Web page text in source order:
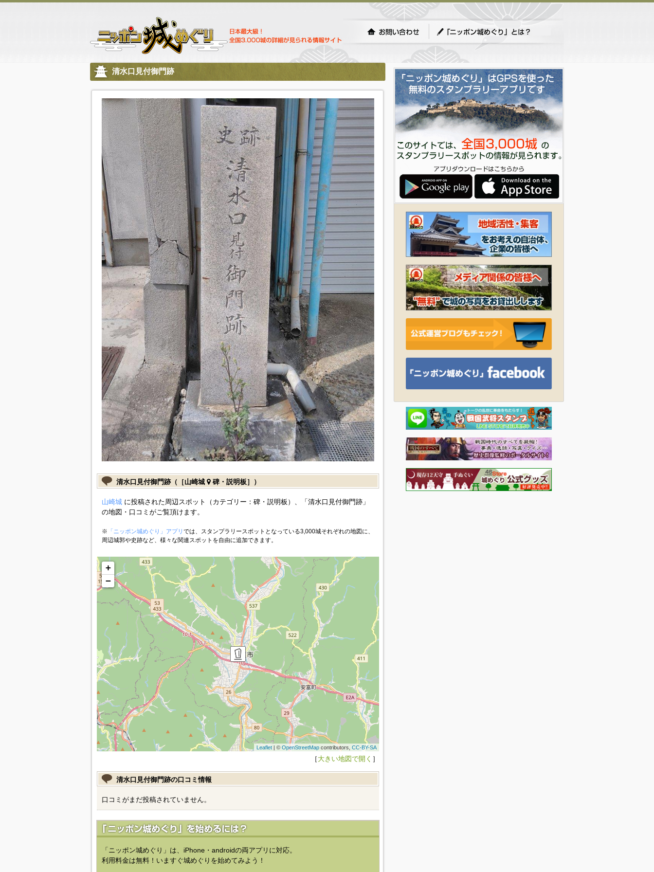
清水口見付御門跡
清水口見付御門跡（［山崎城 碑・説明板］）
山崎城に投稿された周辺スポット（カテゴリー：碑・説明板）、「清水口見付御門跡」
の地図・口コミがご覧頂けます。
※ 「ニッポン城めぐり」アプリ では、スタンプラリースポットとなっている3,000城それぞれの地図に、
周辺城郭や史跡など、様々な関連スポットを自由に追加できます。
+
−
Leaflet| © OpenStreetMapcontributors, CC-BY-SA
［大きい地図で開く ］
清水口見付御門跡の口コミ情報
口コミがまだ投稿されていません。
「ニッポン城めぐり」は、iPhone・androidの両アプリに対応。
利用料金は無料！いますぐ城めぐりを始めてみよう！